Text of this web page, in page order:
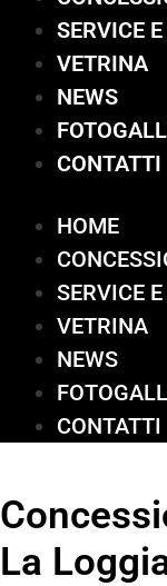
SERVICE
VETRINA
NEWS
CONTATTI
HOME
SERVICE
VETRINA
NEWS
CONTATTI
La